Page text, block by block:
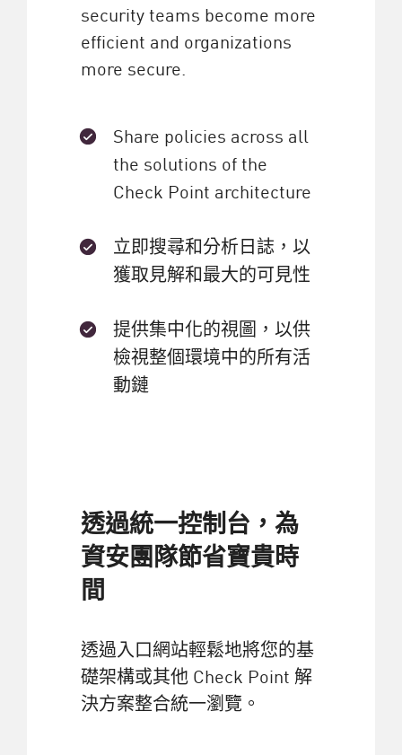
security teams become more
efficient and organizations
more secure.
Share policies across all
the solutions of the
Check Point architecture
立即搜尋和分析日誌，以
獲取見解和最大的可見性
提供集中化的視圖，以供
檢視整個環境中的所有活
動鏈
透過統一控制台，為
資安團隊節省寶貴時
間
透過入口網站輕鬆地將您的基
礎架構或其他 Check Point 解
決方案整合統一瀏覽。